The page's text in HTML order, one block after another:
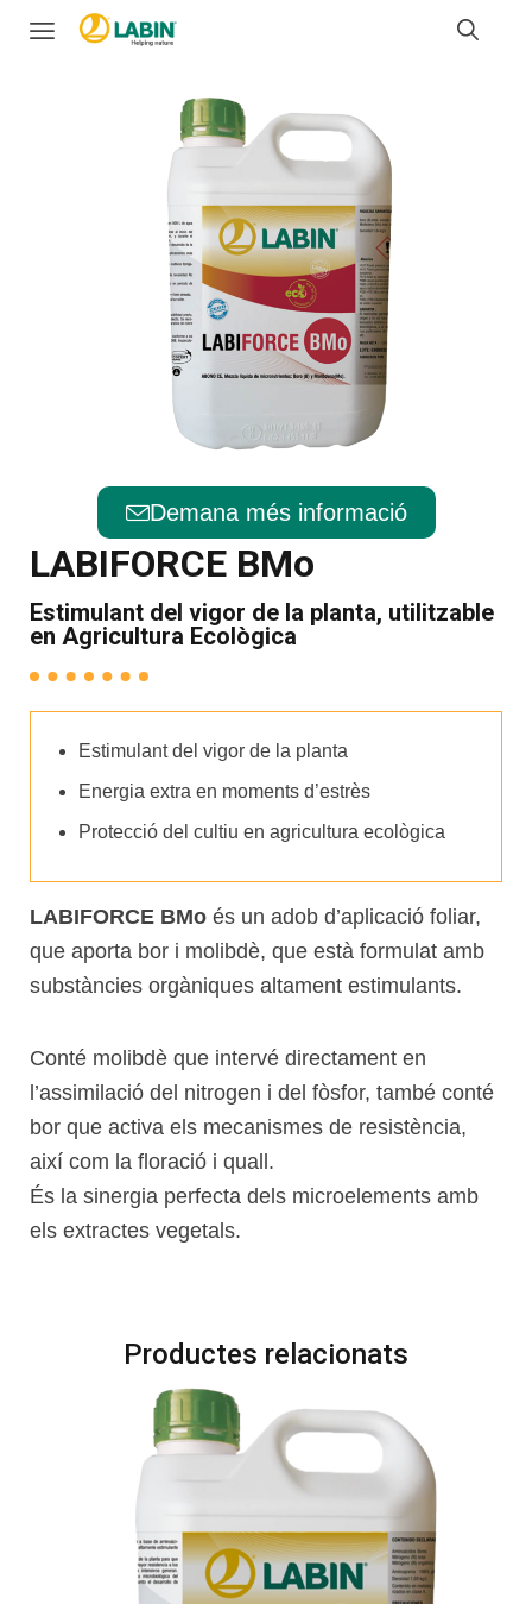
Demana més informació
LABIFORCE BMo
Estimulant del vigor de la planta, utilitzable
en Agricultura Ecològica
Estimulant del vigor de la planta
Energia extra en moments d’estrès
Protecció del cultiu en agricultura ecològica
LABIFORCE BMo és un adob d’aplicació foliar,
que aporta bor i molibdè, que està formulat amb
substàncies orgàniques altament estimulants.
Conté molibdè que intervé directament en
l’assimilació del nitrogen i del fòsfor, també conté
bor que activa els mecanismes de resistència,
així com la floració i quall.
És la sinergia perfecta dels microelements amb
els extractes vegetals.
Productes relacionats